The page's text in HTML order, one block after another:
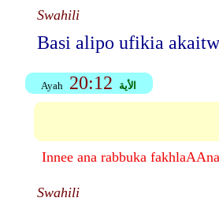
Swahili
Basi alipo ufikia
Ayah 20:12 الأية
Innee ana rabbuka
Swahili